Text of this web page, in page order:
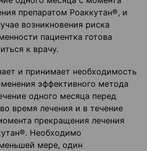
препаратом Роаккутан®, и
возникновения риска
пациентка готова
к врачу.
и принимает необходимость
эффективного метода
одного месяца перед
время лечения и в течение
прекращения лечения
Необходимо
мере, один